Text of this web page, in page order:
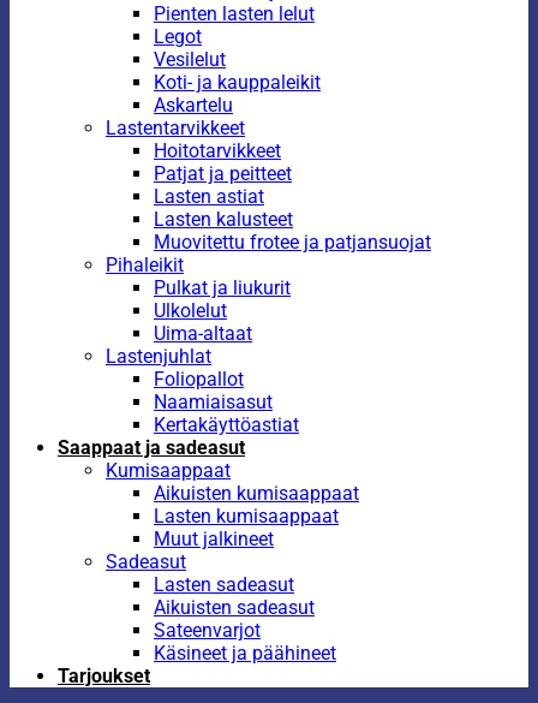
Pienten lasten lelut
Legot
Vesilelut
Koti- ja kauppaleikit
Askartelu
Lastentarvikkeet
Hoitotarvikkeet
Patjat ja peitteet
Lasten astiat
Lasten kalusteet
Muovitettu frotee ja patjansuojat
Pihaleikit
Pulkat ja liukurit
Ulkolelut
Uima-altaat
Lastenjuhlat
Foliopallot
Naamiaisasut
Kertakäyttöastiat
Saappaat ja sadeasut
Kumisaappaat
Aikuisten kumisaappaat
Lasten kumisaappaat
Muut jalkineet
Sadeasut
Lasten sadeasut
Aikuisten sadeasut
Sateenvarjot
Käsineet ja päähineet
Tarjoukset